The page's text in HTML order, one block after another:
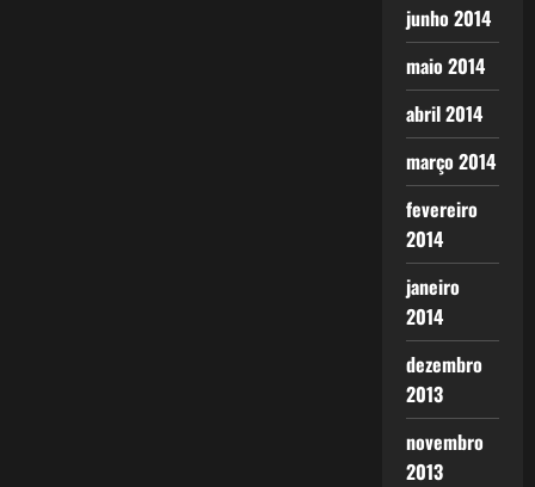
junho 2014
maio 2014
abril 2014
março 2014
fevereiro
2014
janeiro
2014
dezembro
2013
novembro
2013